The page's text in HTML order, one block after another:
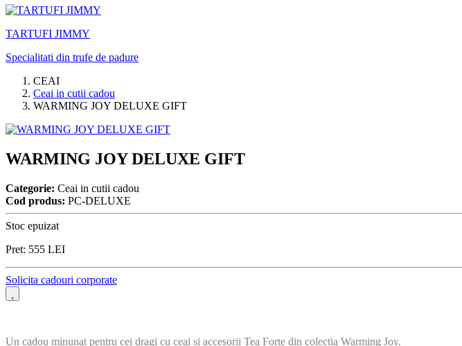
TARTUFI JIMMY
Specialitati din trufe de padure
CEAI
Ceai in cutii cadou
WARMING JOY DELUXE GIFT
WARMING JOY DELUXE GIFT
Categorie: Ceai in cutii cadou
Cod produs: PC-DELUXE
Stoc epuizat
Pret: 555 LEI
Solicita cadouri corporate
Un cadou minunat pentru cei dragi cu ceai si accesorii Tea Forte din colectia Warming Joy.